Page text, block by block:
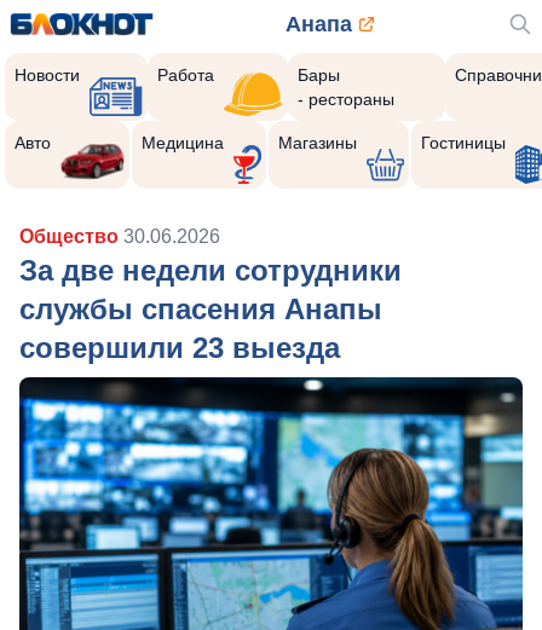
Анапа
Новости Работа
Бары
- рестораны
Авто Медицина Магазины Гостиницы
Общество 30.06.2026
За две недели сотрудники
службы спасения Анапы
совершили 23 выезда